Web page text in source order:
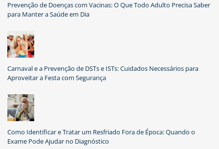
Prevenção de Doenças com Vacinas: O Que Todo Adulto Precisa Saber
para Manter a Saúde em Dia
Carnaval e a Prevenção de DSTs e ISTs: Cuidados Necessários para
Aproveitar a Festa com Segurança
Como Identificar e Tratar um Resfriado Fora de Época: Quando o
Exame Pode Ajudar no Diagnóstico